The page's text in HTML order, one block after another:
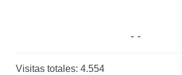
Visitas totales:4.554